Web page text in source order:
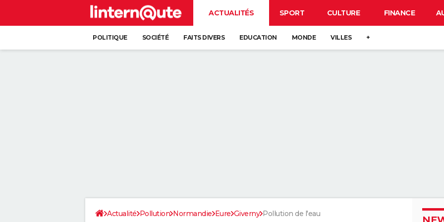
ACTUALITÉS SPORT CULTURE FINANCE
POLITIQUE SOCIÉTÉ FAITS DIVERS EDUCATION MONDE VILLES +
Actualité Pollution Normandie Eure Giverny Pollution de l'eau